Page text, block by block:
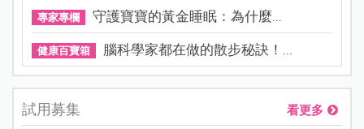
專家專欄 守護寶寶的黃金睡眠：為什麼...
健康百寶箱 腦科學家都在做的散步秘訣！...
試用募集 看更多